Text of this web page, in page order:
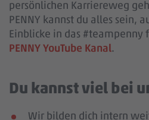
persönlichen Karriereweg
PENNY kannst du alles sein,
Einblicke in das #teampenny
PENNY YouTube Kanal.
Du kannst viel bei
Wir bilden dich intern